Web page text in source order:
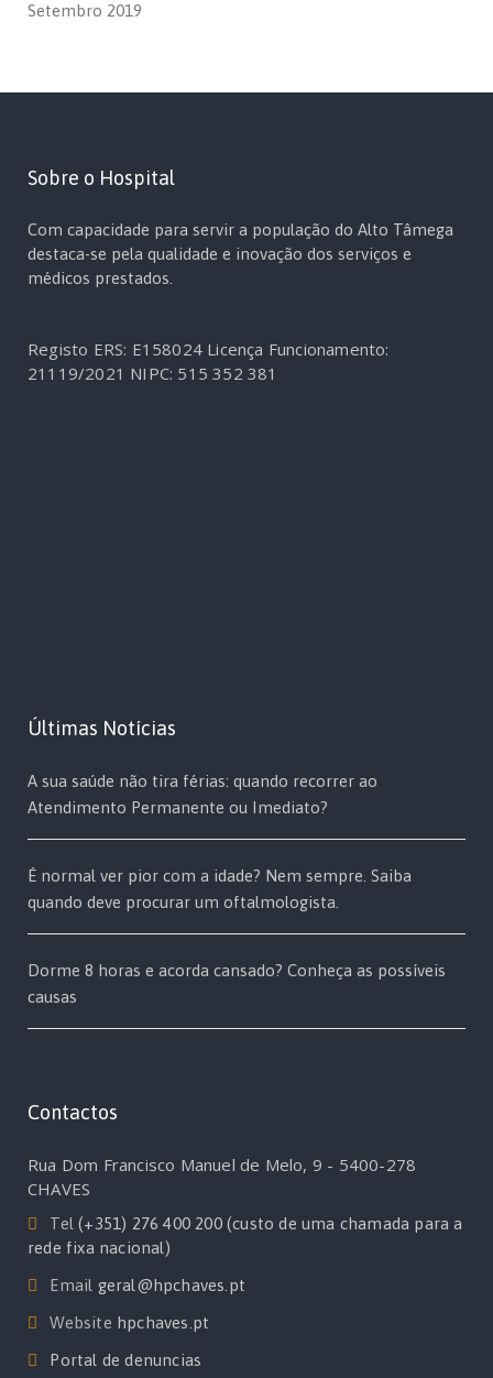
Setembro 2019
Sobre o Hospital
Com capacidade para servir a população do Alto Tâmega
destaca-se pela qualidade e inovação dos serviços e
médicos prestados.
Registo ERS: E158024 Licença Funcionamento:
21119/2021 NIPC: 515 352 381
Últimas Notícias
A sua saúde não tira férias: quando recorrer ao
Atendimento Permanente ou Imediato?
É normal ver pior com a idade? Nem sempre. Saiba
quando deve procurar um oftalmologista.
Dorme 8 horas e acorda cansado? Conheça as possíveis
causas
Contactos
Rua Dom Francisco Manuel de Melo, 9 - 5400-278
CHAVES
Tel(+351) 276 400 200 (custo de uma chamada para a
rede fixa nacional)
Email geral@hpchaves.pt
Website hpchaves.pt
Portal de denuncias